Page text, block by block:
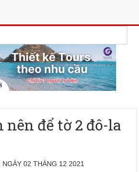
nên để tờ 2 đô-la
02 THÁNG 12 2021